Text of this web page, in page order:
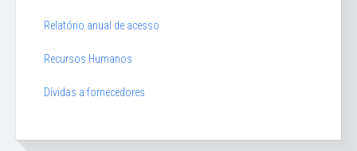
Relatório anual de acesso
Recursos Humanos
Dívidas a fornecedores